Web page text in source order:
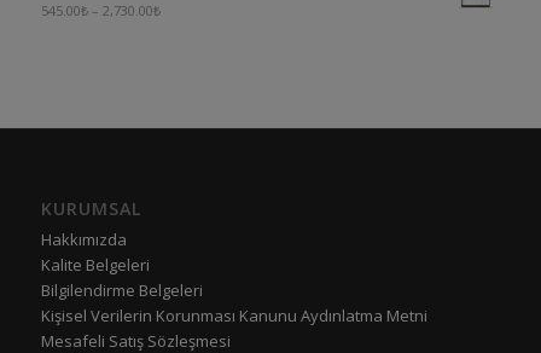
545.00₺ – 2,730.00₺
KURUMSAL
Hakkımızda
Kalite Belgeleri
Bilgilendirme Belgeleri
Kişisel Verilerin Korunması Kanunu Aydınlatma Metni
Mesafeli Satış Sözleşmesi